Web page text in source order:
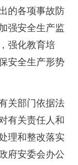
的各项事故防
强安全生产监
强化教育培
安全生产形势
关部门依据法
有关责任人和
理和整改落实
府安委会办公